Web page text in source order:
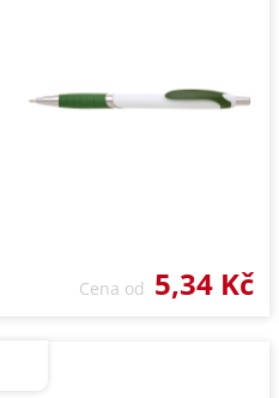
Cena od 5,34 Kč